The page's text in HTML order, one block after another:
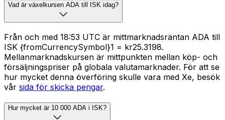
Vad är växelkursen ADA till ISK idag?
Från och med 18:53 UTC är mittmarknadsräntan ADA till
ISK {fromCurrencySymbol}1 = kr25.3198.
Mellanmarknadskursen är mittpunkten mellan köp- och
försäljningspriser på globala valutamarknader. För att se
hur mycket denna överföring skulle vara med Xe, besök
vår sida för skicka pengar.
Hur mycket är 10 000 ADA i ISK?